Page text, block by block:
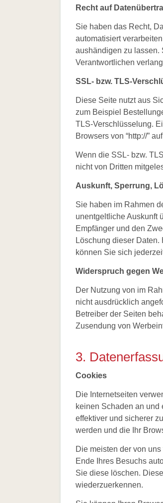
Recht auf
Sie haben das Recht,
automatisiert
aushändigen zu lassen.
Verantwortlichen
SSL- bzw. TLS-
Diese Seite nutzt aus
zum Beispiel
TLS-Verschlüsselung.
Browsers von “http://”
Wenn die SSL- bzw.
nicht von Dritten
Auskunft, Sperrung,
Sie haben im Rahmen
unentgeltliche Auskunft
Empfänger und den
Löschung dieser
können Sie sich
Widerspruch gegen
Der Nutzung von im
nicht ausdrücklich
Betreiber der Seiten
Zusendung von
3.
Cookies
Die Internetseiten
keinen Schaden an und
effektiver und sicherer
werden und die Ihr
Die meisten der von
Ende Ihres Besuchs
Sie diese löschen.
wiederzuerkennen.